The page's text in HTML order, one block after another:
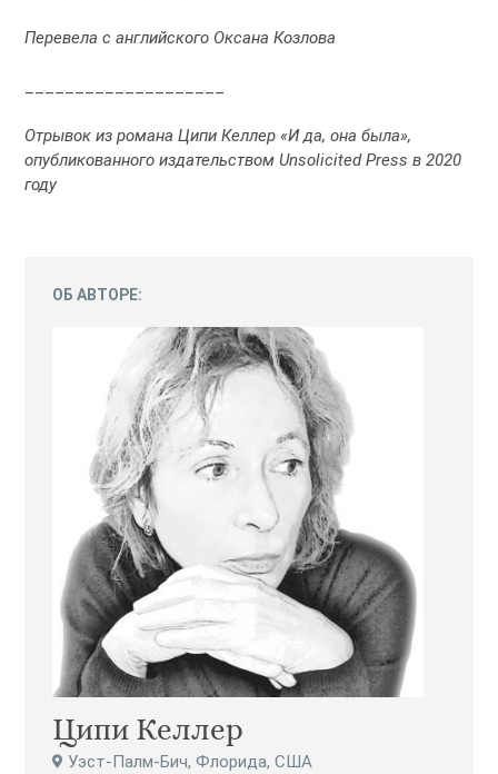
Перевела с английского Оксана Козлова
Отрывок из романа Ципи Келлер «И да, она была»,
опубликованного издательством Unsolicited Press в 2020
году
ОБ АВТОРЕ:
Ципи Келлер
Уэст-Палм-Бич, Флорида, США